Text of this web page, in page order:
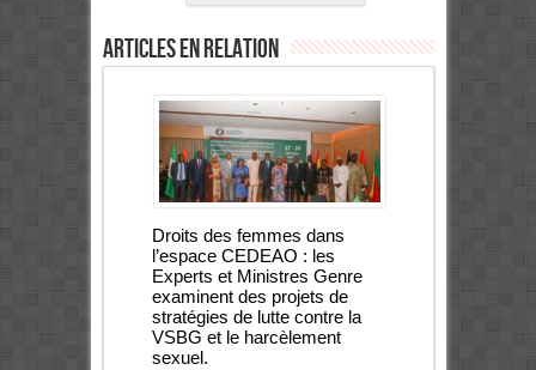
Articles en relation
Droits des femmes dans
l’espace CEDEAO : les
Experts et Ministres Genre
examinent des projets de
stratégies de lutte contre la
VSBG et le harcèlement
sexuel.